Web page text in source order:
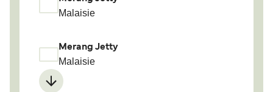
Malaisie
Merang Jetty
Malaisie